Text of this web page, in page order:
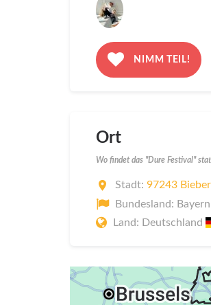
NIMM TEIL!
Ort
Wo findet das "Dure Festival"
Stadt: 97243
Bundesland: Bayern
Land: Deutschland